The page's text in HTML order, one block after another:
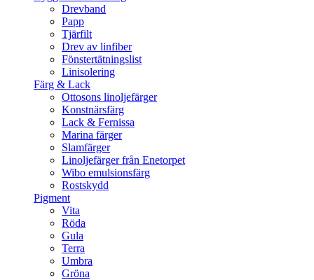
Drevband
Papp
Tjärfilt
Drev av linfiber
Fönstertätningslist
Linisolering
Färg & Lack
Ottosons linoljefärger
Konstnärsfärg
Lack & Fernissa
Marina färger
Slamfärger
Linoljefärger från Enetorpet
Wibo emulsionsfärg
Rostskydd
Pigment
Vita
Röda
Gula
Terra
Umbra
Gröna